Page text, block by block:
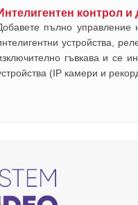
контрол
пълно управление
устройства,
гъвкава и се
(IP камери и